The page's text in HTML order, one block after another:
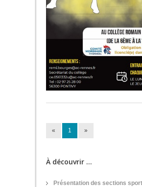
« 1 »
À découvrir ...
Présentation des sections